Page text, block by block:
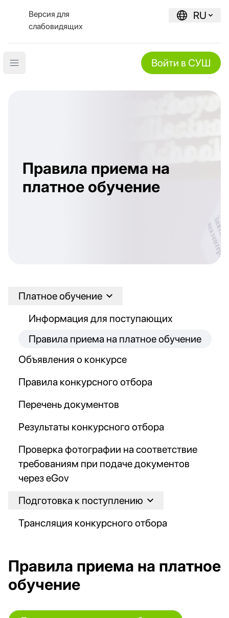
Версия для
слабовидящих
RU
Open main menu Войти в СУШ
Правила приема на
платное обучение
Платное обучение
Информация для поступающих
Правила приема на платное обучение
Объявления о конкурсе
Правила конкурсного отбора
Перечень документов
Результаты конкурсного отбора
Проверка фотографии на соответствие
требованиям при подаче документов
через eGov
Подготовка к поступлению
Трансляция конкурсного отбора
Правила приема на платное
обучение